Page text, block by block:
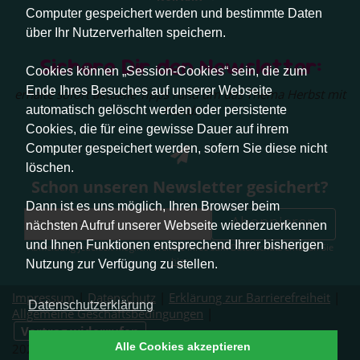
Computer gespeichert werden und bestimmte Daten
über Ihr Nutzerverhalten speichern.
Cookies können „Session-Cookies“ sein, die zum
Ende Ihres Besuches auf unserer Webseite
automatisch gelöscht werden oder persistente
Cookies, die für eine gewisse Dauer auf ihrem
Computer gespeichert werden, sofern Sie diese nicht
löschen.
Dann ist es uns möglich, Ihren Browser beim
nächsten Aufruf unserer Webseite wiederzuerkennen
und Ihnen Funktionen entsprechend Ihrer bisherigen
Nutzung zur Verfügung zu stellen.
Datenschutzerklärung
Alle Cookies akzeptieren
Sichere Dir den Newsletter:
erhalte sofort aktuelle Tipps rund um das Thema Herbst mit
Hund.
Schon unseren Newsletter gesichert?
Abonnieren
Abmeldung jederzeit möglich. Weitere Infos zum Datenschutz erhalten Sie
hier.
Impressum| Datenschutz Erklärung zur Barrierefreiheit
Allgemeine Geschäftsbedingungen
Vertrag widerrufen
2026 © Pfotenliebe Stuttgart. Alle Rechte vorbehalten.